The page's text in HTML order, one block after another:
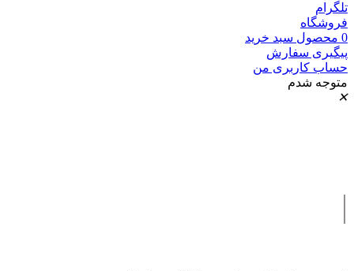
تلگرام
فروشگاه
0 محصول سبد خرید
پیگیری سفارش
حساب کاربری من
متوجه شدم
✕
|